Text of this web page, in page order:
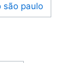
são paulo